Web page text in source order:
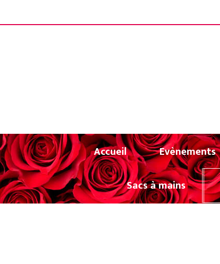
Accueil Evènements
Sacs à mains